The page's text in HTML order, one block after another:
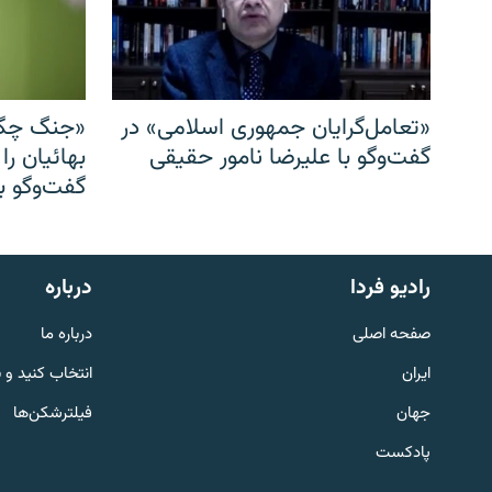
English
به ما بپیوندید
«تعامل‌گرایان جمهوری اسلامی» در
گفت‌وگو با علیرضا نامور حقیقی
«جنگ
بهائیان
گفت‌وگو
رادیو فردا
صفحه اصلی
ایران
جهان
پادکست
درباره
درباره ما
انتخاب کنید
فیلترشکن‌ها